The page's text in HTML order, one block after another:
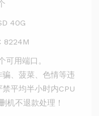
40G
8224M
可用端口。
、菠菜、色情等违
平均半小时内CPU
机不退款处理！